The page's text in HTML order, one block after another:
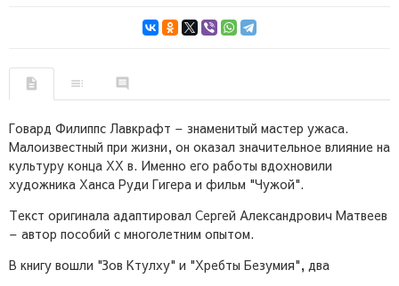
Говард Филиппс Лавкрафт – знаменитый мастер ужаса.
Малоизвестный при жизни, он оказал значительное влияние на
культуру конца XX в. Именно его работы вдохновили
художника Ханса Руди Гигера и фильм "Чужой".
Текст оригинала адаптировал Сергей Александрович Матвеев
– автор пособий с многолетним опытом.
В книгу вошли "Зов Ктулху" и "Хребты Безумия", два